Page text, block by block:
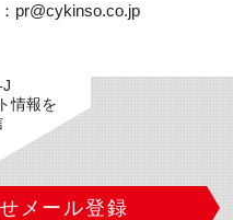
pr@cykinso.co.jp
情報を
メール登録